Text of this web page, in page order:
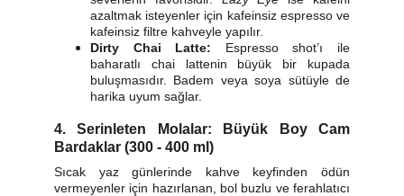
azaltmak isteyenler için kafeinsiz espresso ve
kafeinsiz filtre kahveyle yapılır.
Dirty Chai Latte: Espresso shot’ı ile
baharatlı chai lattenin büyük bir kupada
buluşmasıdır. Badem veya soya sütüyle de
harika uyum sağlar.
4. Serinleten Molalar: Büyük Boy Cam
Bardaklar (300 - 400 ml)
Sıcak yaz günlerinde kahve keyfinden ödün
vermeyenler için hazırlanan, bol buzlu ve ferahlatıcı